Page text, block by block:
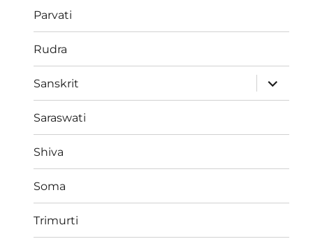
Parvati
Rudra
Sanskrit
öffnen
Saraswati
Shiva
Soma
Trimurti